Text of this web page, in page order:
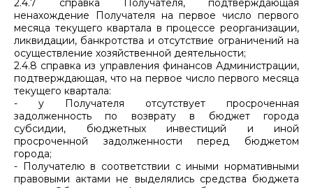
2.4.7 справка Получателя, подтверждающая
ненахождение Получателя на первое число первого
месяца текущего квартала в процессе реорганизации,
ликвидации, банкротства и отсутствие ограничений на
осуществление хозяйственной деятельности;
2.4.8 справка из управления финансов Администрации,
подтверждающая, что на первое число первого месяца
текущего квартала:
- у Получателя отсутствует просроченная
задолженность по возврату в бюджет города
субсидии, бюджетных инвестиций и иной
просроченной задолженности перед бюджетом
города;
- Получателю в соответствии с иными нормативными
правовыми актами не выделялись средства бюджета